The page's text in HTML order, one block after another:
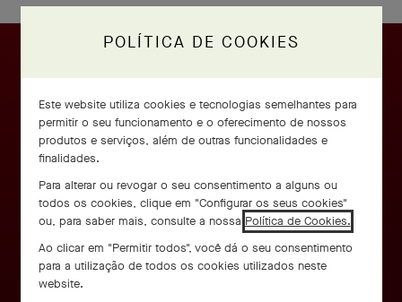
POLÍTICA DE COOKIES
Este website utiliza cookies e tecnologias semelhantes para
permitir o seu funcionamento e o oferecimento de nossos
produtos e serviços, além de outras funcionalidades e
finalidades.
Para alterar ou revogar o seu consentimento a alguns ou
todos os cookies, clique em "Configurar os seus cookies"
ou, para saber mais, consulte a nossa Política de Cookies.
Ao clicar em "Permitir todos", você dá o seu consentimento
para a utilização de todos os cookies utilizados neste
website.